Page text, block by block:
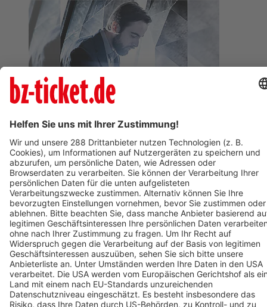
Freiburg im Breisgau
Berliner Barock Solisten
18. Februar 2027
Termin eintragen